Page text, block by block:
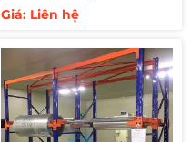
Giá: Liên hệ